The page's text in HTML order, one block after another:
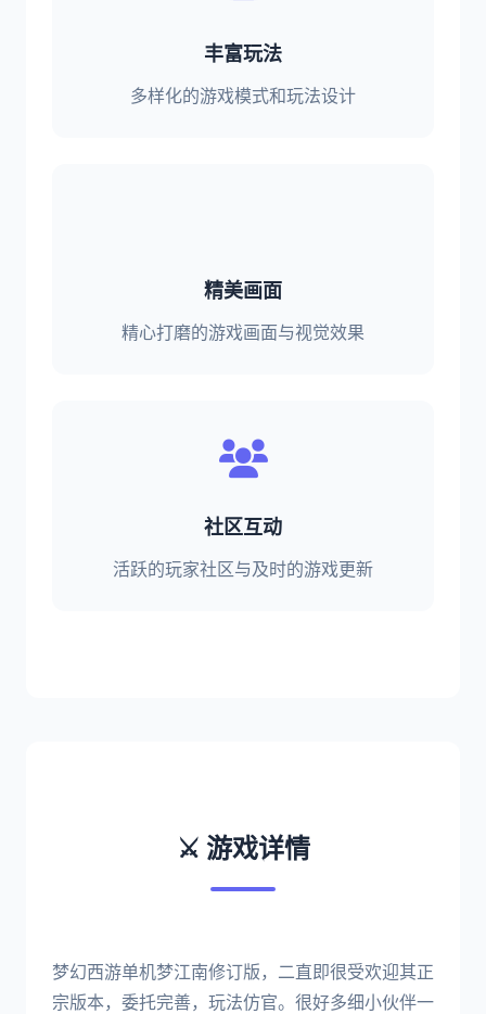
丰富玩法
多样化的游戏模式和玩法设计
精美画面
精心打磨的游戏画面与视觉效果
社区互动
活跃的玩家社区与及时的游戏更新
⚔️ 游戏详情
梦幻西游单机梦江南修订版，二直即很受欢迎其正
宗版本，委托完善，玩法仿官。很好多细小伙伴一